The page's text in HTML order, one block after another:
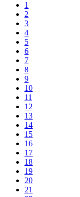
1
2
3
4
5
6
7
8
9
10
11
12
13
14
15
16
17
18
19
20
21